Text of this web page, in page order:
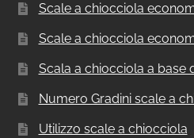
Scale a chiocciola
Scale a chiocciola
Scala a chiocciola a base
Numero Gradini scale a
Utilizzo scale a chiocciola